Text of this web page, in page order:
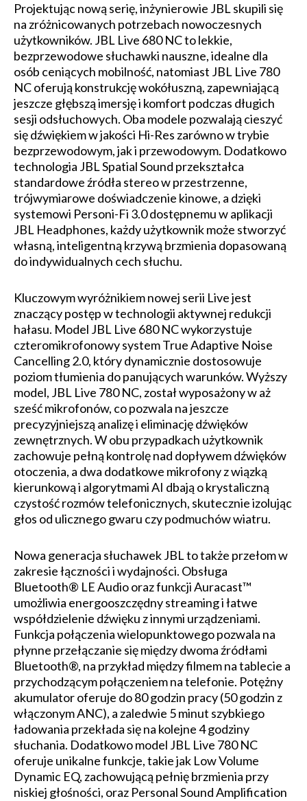
Projektując nową serię, inżynierowie JBL skupili się
na zróżnicowanych potrzebach nowoczesnych
użytkowników. JBL Live 680 NC to lekkie,
bezprzewodowe słuchawki nauszne, idealne dla
osób ceniących mobilność, natomiast JBL Live 780
NC oferują konstrukcję wokółuszną, zapewniającą
jeszcze głębszą imersję i komfort podczas długich
sesji odsłuchowych. Oba modele pozwalają cieszyć
się dźwiękiem w jakości Hi-Res zarówno w trybie
bezprzewodowym, jak i przewodowym. Dodatkowo
technologia JBL Spatial Sound przekształca
standardowe źródła stereo w przestrzenne,
trójwymiarowe doświadczenie kinowe, a dzięki
systemowi Personi-Fi 3.0 dostępnemu w aplikacji
JBL Headphones, każdy użytkownik może stworzyć
własną, inteligentną krzywą brzmienia dopasowaną
do indywidualnych cech słuchu.
Kluczowym wyróżnikiem nowej serii Live jest
znaczący postęp w technologii aktywnej redukcji
hałasu. Model JBL Live 680 NC wykorzystuje
czteromikrofonowy system True Adaptive Noise
Cancelling 2.0, który dynamicznie dostosowuje
poziom tłumienia do panujących warunków. Wyższy
model, JBL Live 780 NC, został wyposażony w aż
sześć mikrofonów, co pozwala na jeszcze
precyzyjniejszą analizę i eliminację dźwięków
zewnętrznych. W obu przypadkach użytkownik
zachowuje pełną kontrolę nad dopływem dźwięków
otoczenia, a dwa dodatkowe mikrofony z wiązką
kierunkową i algorytmami AI dbają o krystaliczną
czystość rozmów telefonicznych, skutecznie izolując
głos od ulicznego gwaru czy podmuchów wiatru.
Nowa generacja słuchawek JBL to także przełom w
zakresie łączności i wydajności. Obsługa
Bluetooth® LE Audio oraz funkcji Auracast™
umożliwia energooszczędny streaming i łatwe
współdzielenie dźwięku z innymi urządzeniami.
Funkcja połączenia wielopunktowego pozwala na
płynne przełączanie się między dwoma źródłami
Bluetooth®, na przykład między filmem na tablecie a
przychodzącym połączeniem na telefonie. Potężny
akumulator oferuje do 80 godzin pracy (50 godzin z
włączonym ANC), a zaledwie 5 minut szybkiego
ładowania przekłada się na kolejne 4 godziny
słuchania. Dodatkowo model JBL Live 780 NC
oferuje unikalne funkcje, takie jak Low Volume
Dynamic EQ, zachowującą pełnię brzmienia przy
niskiej głośności, oraz Personal Sound Amplification